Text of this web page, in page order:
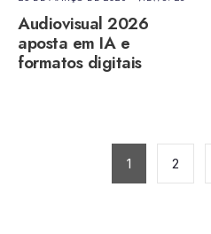
Audiovisual 2026
aposta em IA e
formatos digitais
Paginação
1 2